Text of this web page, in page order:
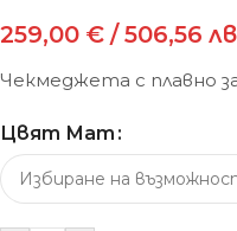
259,00 € / 506,56
Чекмеджета с плавно
Цвят Мат